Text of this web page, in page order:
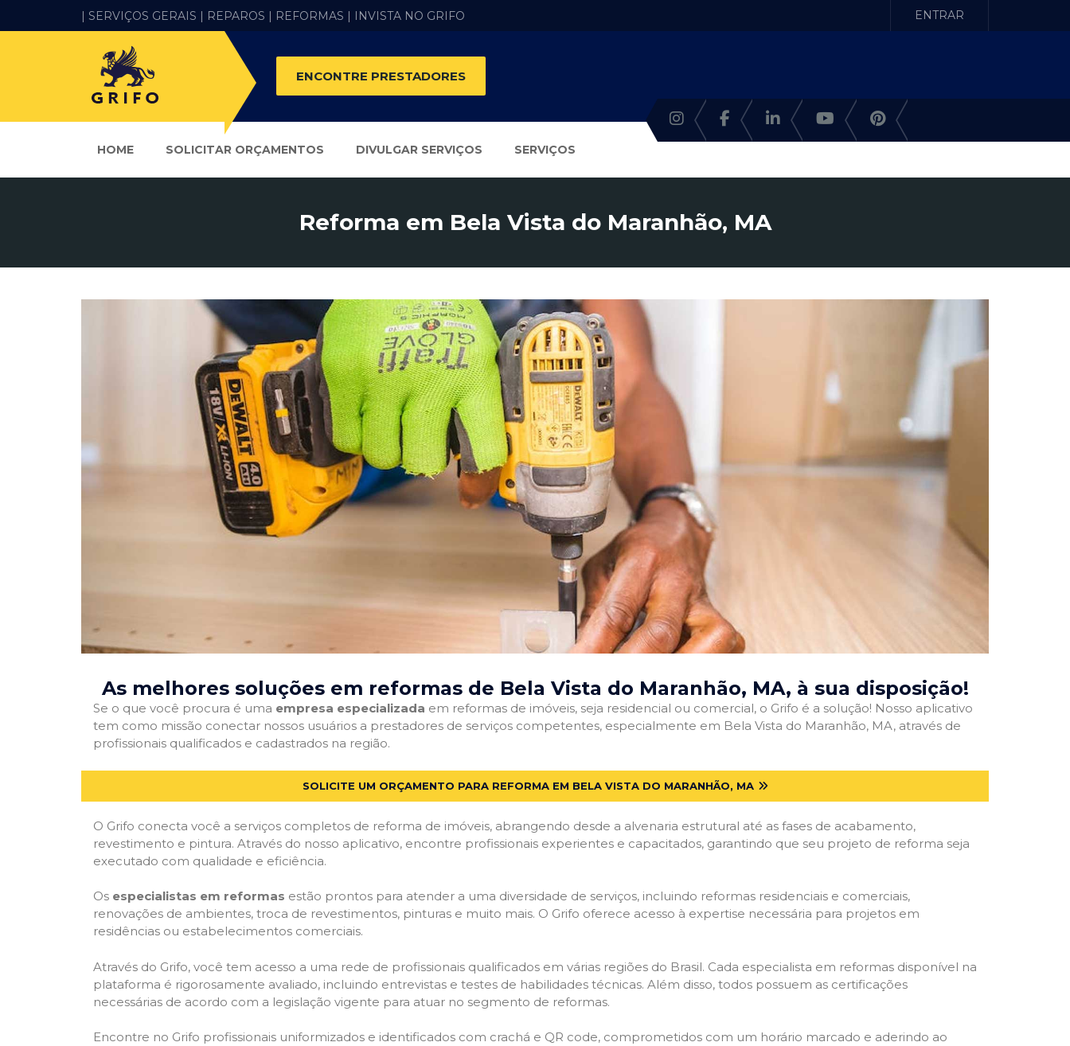
| SERVIÇOS GERAIS | REPAROS | REFORMAS | INVISTA NO GRIFO ENTRAR
ENCONTRE PRESTADORES
HOME SOLICITAR ORÇAMENTOS DIVULGAR SERVIÇOS SERVIÇOS
Reforma em Bela Vista do Maranhão, MA
As melhores soluções em reformas de Bela Vista do Maranhão, MA, à sua disposição!
Se o que você procura é uma empresa especializada em reformas de imóveis, seja residencial ou comercial, o Grifo é a solução! Nosso aplicativo
tem como missão conectar nossos usuários a prestadores de serviços competentes, especialmente em Bela Vista do Maranhão, MA, através de
profissionais qualificados e cadastrados na região.
SOLICITE UM ORÇAMENTO PARA REFORMA EM BELA VISTA DO MARANHÃO, MA
O Grifo conecta você a serviços completos de reforma de imóveis, abrangendo desde a alvenaria estrutural até as fases de acabamento,
revestimento e pintura. Através do nosso aplicativo, encontre profissionais experientes e capacitados, garantindo que seu projeto de reforma seja
executado com qualidade e eficiência.
Os especialistas em reformas estão prontos para atender a uma diversidade de serviços, incluindo reformas residenciais e comerciais,
renovações de ambientes, troca de revestimentos, pinturas e muito mais. O Grifo oferece acesso à expertise necessária para projetos em
residências ou estabelecimentos comerciais.
Através do Grifo, você tem acesso a uma rede de profissionais qualificados em várias regiões do Brasil. Cada especialista em reformas disponível na
plataforma é rigorosamente avaliado, incluindo entrevistas e testes de habilidades técnicas. Além disso, todos possuem as certificações
necessárias de acordo com a legislação vigente para atuar no segmento de reformas.
Encontre no Grifo profissionais uniformizados e identificados com crachá e QR code, comprometidos com um horário marcado e aderindo ao